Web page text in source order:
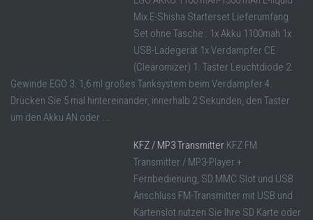
Mix E-Shisha Starterset Lieferumfang
Set ohne Tasche : 1x Akku 1100mah 1x
USB-Ladegerät 1x Verdampfer CE
(Clearomizer) 1. Taster Leuchtdiode 2.
Gewinde EGO 3. 1,6 ml großes Tanksystem beim Verdampfer 4.
Drücken Sie 5 mal hintereinander, innerhalb 2 Sekunden, den Taster
um den Akku AN oder ...
KFZ / MP3 Transmitter KFZ FM
Transmitter / MP3-Player +
Fernbedienung, SD MMC Slot und USB
Anschluss FM-Transmitter mit USB und
Kartenslot nutzen Sie Ihre SD Karte oder